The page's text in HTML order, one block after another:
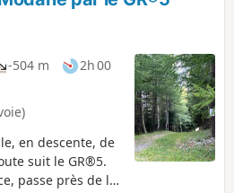
-504 m
2h 00
en descente, de
suit le GR®5.
passe près de la